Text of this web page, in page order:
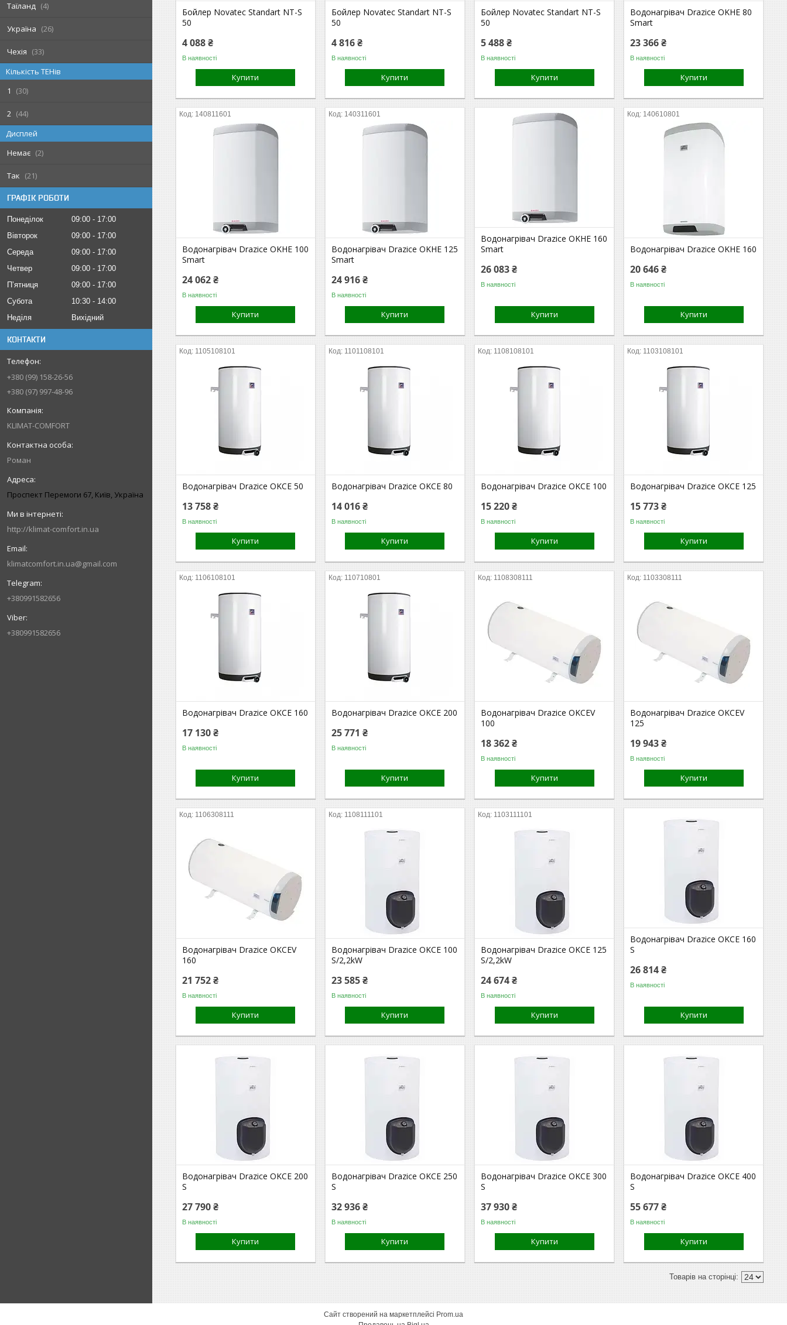
Таїланд 4
Україна 26
Чехія
33
Кількість ТЕНів
1
30
2
44
Дисплей
Немає
2
Так 21
ГРАФІК РОБОТИ
Понеділок 09:00
17:00
Вівторок
09:00
17:00
Середа
09:00
17:00
Четвер
09:00
17:00
Пʼятниця
09:00
17:00
Субота
10:30
14:00
Неділя
Вихідний
КОНТАКТИ
+380 (99) 158-26-56
+380 (97) 997-48-96
KLIMAT-COMFORT
Роман
Проспект Перемоги 67, Київ, Україна
http://klimat-comfort.in.ua
klimatcomfort.in.ua@gmail.com
+380991582656
+380991582656
Бойлер Novatec Standart NT-S
50
4 088 ₴
В наявності
Купити
Бойлер Novatec Standart NT-S
50
4 816 ₴
В наявності
Купити
Бойлер Novatec Standart NT-S
50
5 488 ₴
В наявності
Купити
Водонагрівач Drazice OKHE 80
Smart
23 366 ₴
В наявності
Купити
140811601
Водонагрівач Drazice OKHE 100
Smart
24 062 ₴
В наявності
Купити
140311601
Водонагрівач Drazice OKHE 125
Smart
24 916 ₴
В наявності
Купити
Водонагрівач Drazice OKHE 160
Smart
26 083 ₴
В наявності
Купити
140610801
Водонагрівач Drazice OKHE 160
20 646 ₴
В наявності
Купити
1105108101
Водонагрівач Drazice OKCE 50
13 758 ₴
В наявності
Купити
1101108101
Водонагрівач Drazice OKCE 80
14 016 ₴
В наявності
Купити
1108108101
Водонагрівач Drazice OKCE 100
15 220 ₴
В наявності
Купити
1103108101
Водонагрівач Drazice OKCE 125
15 773 ₴
В наявності
Купити
1106108101
Водонагрівач Drazice OKCE 160
17 130 ₴
В наявності
Купити
110710801
Водонагрівач Drazice OKCE 200
25 771 ₴
В наявності
Купити
1108308111
Водонагрівач Drazice OKCEV
100
18 362 ₴
В наявності
Купити
1103308111
Водонагрівач Drazice OKCEV
125
19 943 ₴
В наявності
Купити
1106308111
Водонагрівач Drazice OKCEV
160
21 752 ₴
В наявності
Купити
1108111101
Водонагрівач Drazice OKCE 100
S/2,2kW
23 585 ₴
В наявності
Купити
1103111101
Водонагрівач Drazice OKCE 125
S/2,2kW
24 674 ₴
В наявності
Купити
Водонагрівач Drazice OKCE 160
S
26 814 ₴
В наявності
Купити
Водонагрівач Drazice OKCE 200
S
27 790 ₴
В наявності
Купити
Водонагрівач Drazice OKCE 250
S
32 936 ₴
В наявності
Купити
Водонагрівач Drazice OKCE 300
S
37 930 ₴
В наявності
Купити
Водонагрівач Drazice OKCE 400
S
55 677 ₴
В наявності
Купити
Сайт створений на маркетплейсі Prom.ua